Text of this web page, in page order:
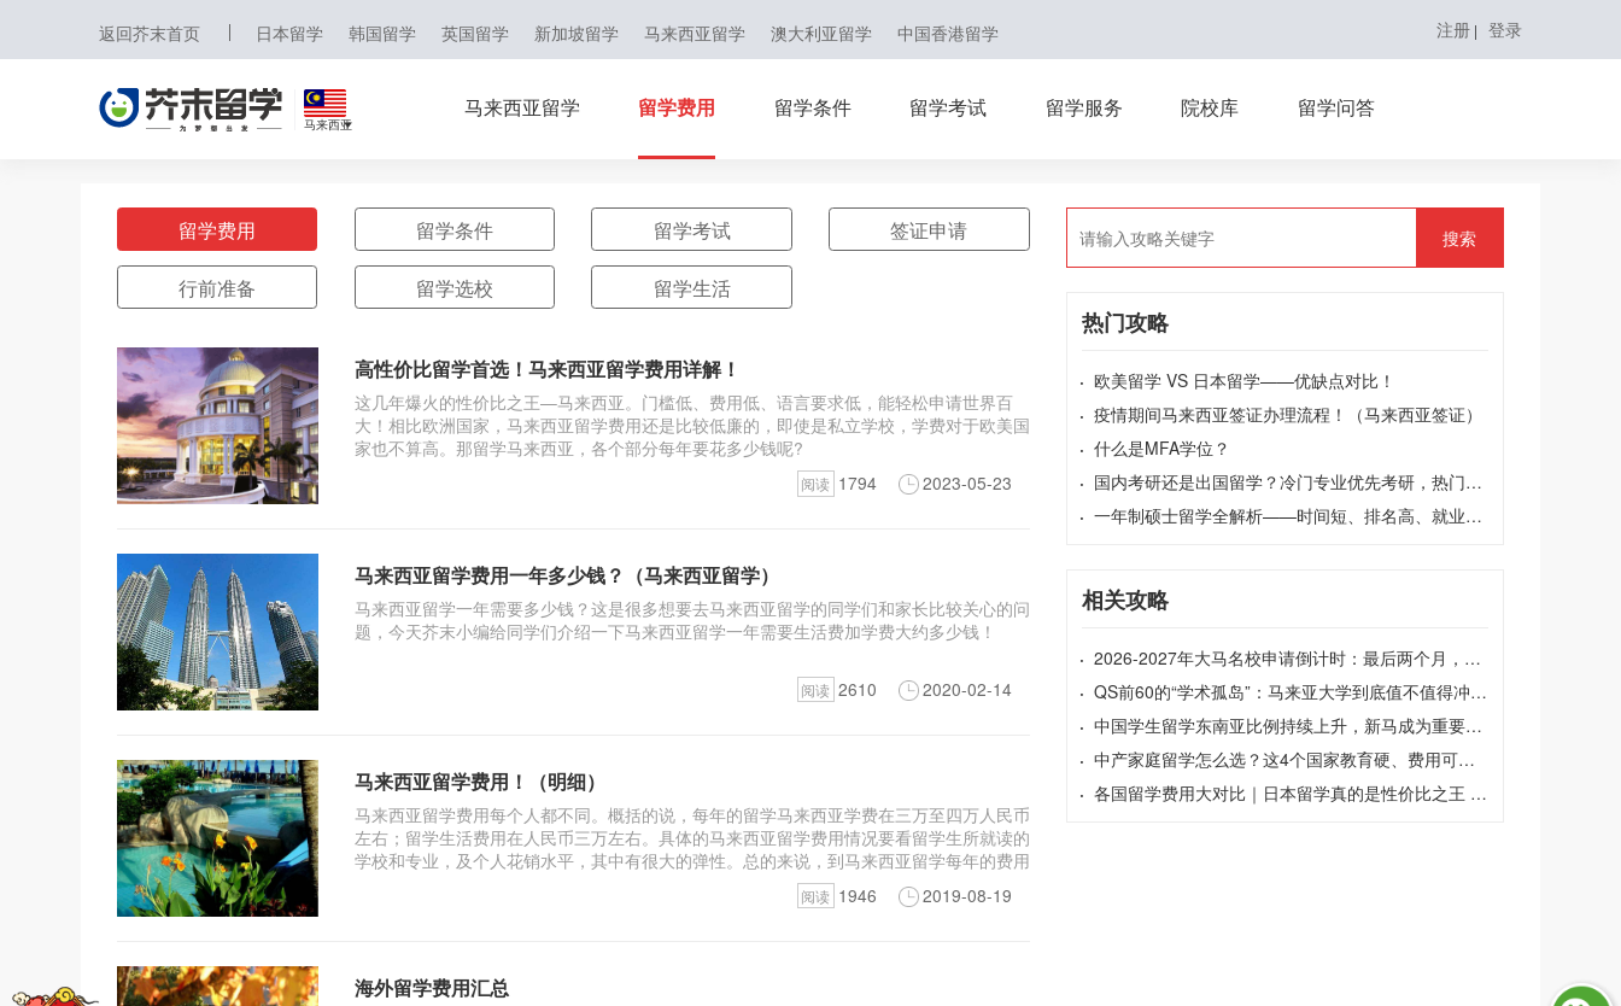
返回芥末首页 日本留学 韩国留学 英国留学 新加坡留学 马来西亚留学 澳大利亚留学 中国香港留学 注册 | 登录
马来西亚
马来西亚
澳大利亚
中国香港
马来西亚留学 留学费用 留学条件 留学考试 留学服务 院校库 留学问答
留学费用 留学条件 留学考试 签证申请
行前准备 留学选校 留学生活
高性价比留学首选！马来西亚留学费用详解！
这几年爆火的性价比之王—马来西亚。门槛低、费用低、语言要求低，能轻松申请世界百
大！相比欧洲国家，马来西亚留学费用还是比较低廉的，即使是私立学校，学费对于欧美国
家也不算高。那留学马来西亚，各个部分每年要花多少钱呢?
阅读 1794 2023-05-23
马来西亚留学费用一年多少钱？（马来西亚留学）
马来西亚留学一年需要多少钱？这是很多想要去马来西亚留学的同学们和家长比较关心的问
题，今天芥末小编给同学们介绍一下马来西亚留学一年需要生活费加学费大约多少钱！
阅读 2610 2020-02-14
马来西亚留学费用！（明细）
马来西亚留学费用每个人都不同。概括的说，每年的留学马来西亚学费在三万至四万人民币
左右；留学生活费用在人民币三万左右。具体的马来西亚留学费用情况要看留学生所就读的
学校和专业，及个人花销水平，其中有很大的弹性。总的来说，到马来西亚留学每年的费用
阅读 1946 2019-08-19
海外留学费用汇总
搜索
热门攻略
· 欧美留学 VS 日本留学——优缺点对比！
· 疫情期间马来西亚签证办理流程！（马来西亚签证）
· 什么是MFA学位？
· 国内考研还是出国留学？冷门专业优先考研，热门专业果断选留学！
· 一年制硕士留学全解析——时间短、排名高、就业强的性价比之选
相关攻略
· 2026-2027年大马名校申请倒计时：最后两个月，帮孩子兜住这条退路
· QS前60的“学术孤岛”：马来亚大学到底值不值得冲？| 马来西亚留学
· 中国学生留学东南亚比例持续上升，新马成为重要选择方向|新马留学
· 中产家庭留学怎么选？这4个国家教育硬、费用可控、留得下｜出国留学
· 各国留学费用大对比｜日本留学真的是性价比之王 | 芥末留学